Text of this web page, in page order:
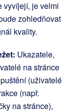
vyvíjejí, je velmi
zohledňovat
kvality.
Ukazatele,
na stránce
(uživatelé
(např.
na stránce),